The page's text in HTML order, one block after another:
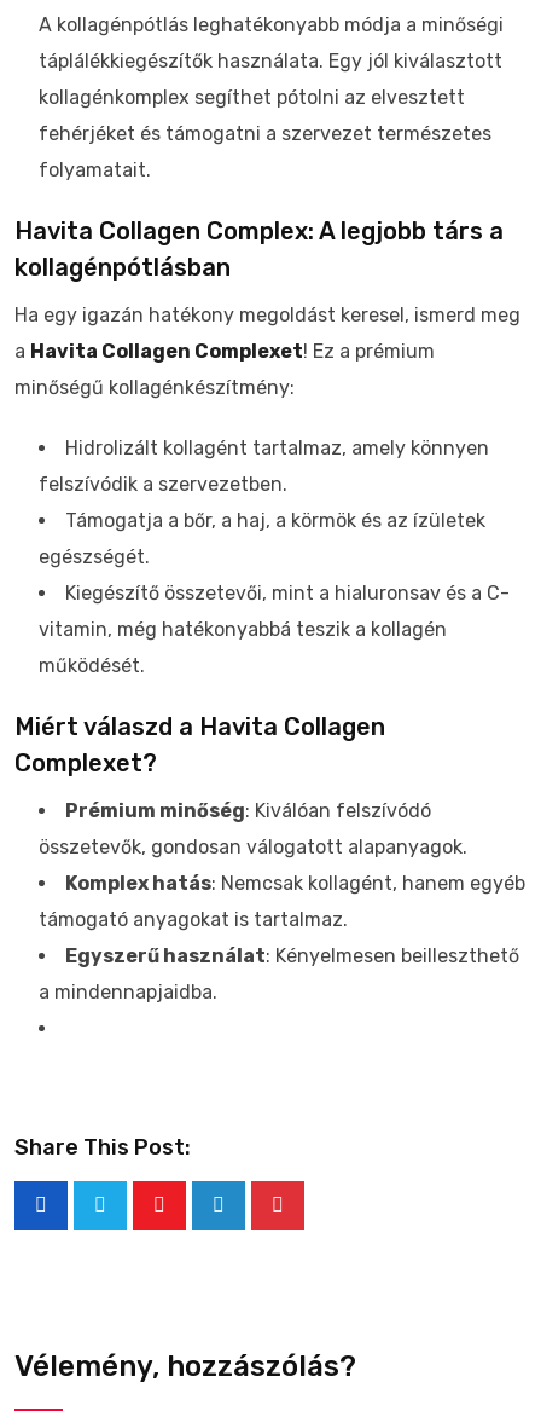
A kollagénpótlás leghatékonyabb módja a minőségi
táplálékkiegészítők használata. Egy jól kiválasztott
kollagénkomplex segíthet pótolni az elvesztett
fehérjéket és támogatni a szervezet természetes
folyamatait.
Havita Collagen Complex: A legjobb társ a
kollagénpótlásban
Ha egy igazán hatékony megoldást keresel, ismerd meg
a Havita Collagen Complexet! Ez a prémium
minőségű kollagénkészítmény:
Hidrolizált kollagént tartalmaz, amely könnyen
felszívódik a szervezetben.
Támogatja a bőr, a haj, a körmök és az ízületek
egészségét.
Kiegészítő összetevői, mint a hialuronsav és a C-
vitamin, még hatékonyabbá teszik a kollagén
működését.
Miért válaszd a Havita Collagen
Complexet?
Prémium minőség: Kiválóan felszívódó
összetevők, gondosan válogatott alapanyagok.
Komplex hatás: Nemcsak kollagént, hanem egyéb
támogató anyagokat is tartalmaz.
Egyszerű használat: Kényelmesen beilleszthető
a mindennapjaidba.
Share This Post:
Vélemény, hozzászólás?